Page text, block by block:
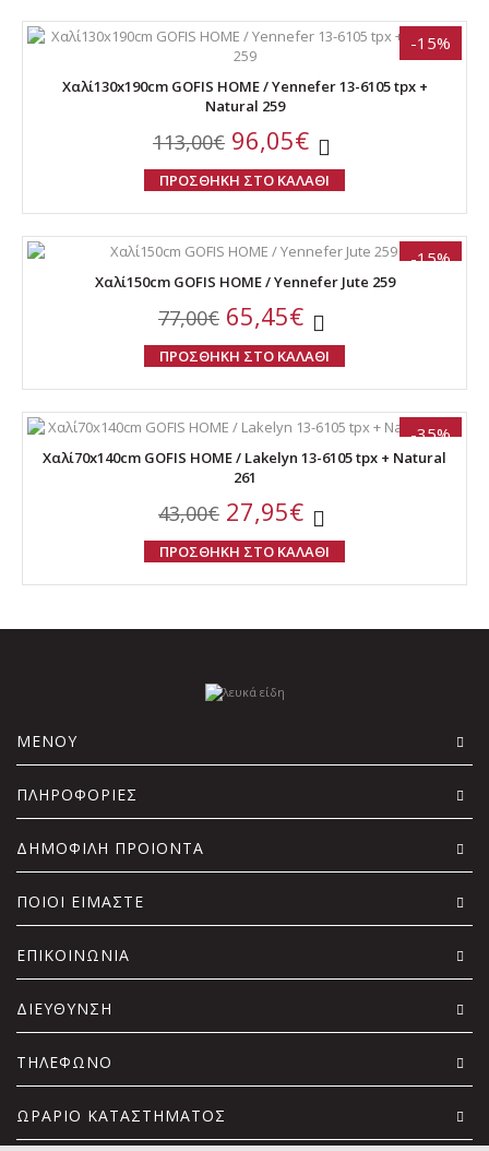
-15%
Χαλί130x190cm GOFIS HOME / Yennefer 13-6105 tpx +
Natural 259
113,00€ 96,05€
ΠΡΟΣΘΗΚΗ ΣΤΟ ΚΑΛΑΘΙ
-15%
Χαλί150cm GOFIS HOME / Yennefer Jute 259
77,00€ 65,45€
ΠΡΟΣΘΗΚΗ ΣΤΟ ΚΑΛΑΘΙ
-35%
Χαλί70x140cm GOFIS HOME / Lakelyn 13-6105 tpx + Natural
261
43,00€ 27,95€
ΠΡΟΣΘΗΚΗ ΣΤΟ ΚΑΛΑΘΙ
ΜΕΝΟΥ
ΠΛΗΡΟΦΟΡΙΕΣ
ΔΗΜΟΦΙΛΗ ΠΡΟΙΟΝΤΑ
ΠΟΙΟΙ ΕΙΜΑΣΤΕ
ΕΠΙΚΟΙΝΩΝΙΑ
ΔΙΕΥΘΥΝΣΗ
ΤΗΛΕΦΩΝΟ
ΩΡΑΡΙΟ ΚΑΤΑΣΤΗΜΑΤΟΣ